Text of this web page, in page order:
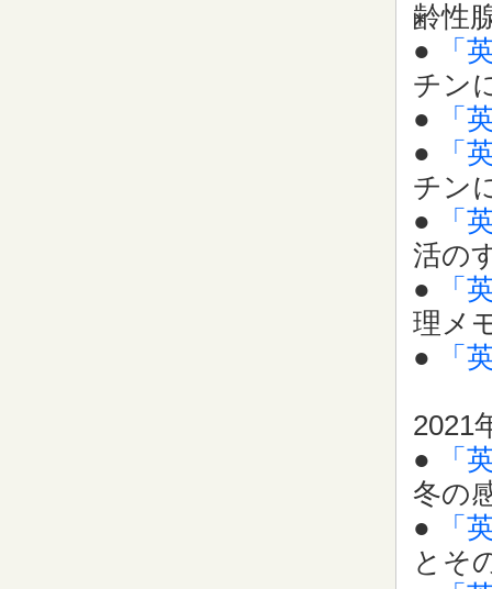
齢性
●
「
チン
●
「
●
「
チン
●
「
活の
●
「
理メ
●
「
2021
●
「
冬の
●
「
とそ